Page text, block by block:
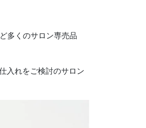
多くのサロン専売品
入れをご検討のサロン